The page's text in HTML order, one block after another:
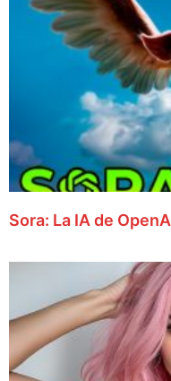
Sora: La IA de